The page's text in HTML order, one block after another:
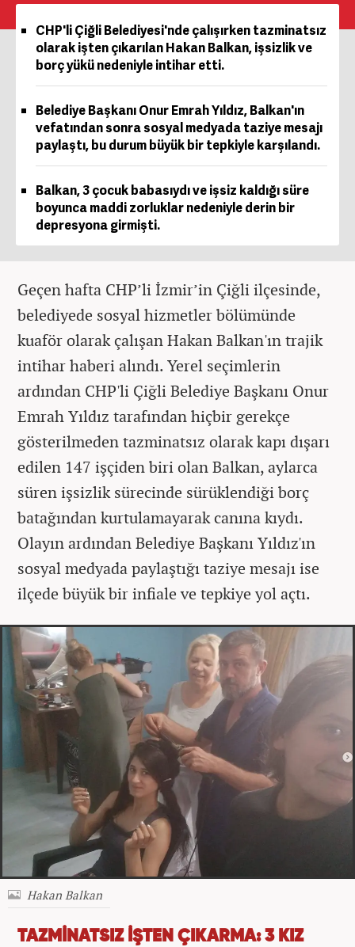
CHP'li Çiğli Belediyesi'nde çalışırken tazminatsız
olarak işten çıkarılan Hakan Balkan, işsizlik ve
borç yükü nedeniyle intihar etti.
Belediye Başkanı Onur Emrah Yıldız, Balkan'ın
vefatından sonra sosyal medyada taziye mesajı
paylaştı, bu durum büyük bir tepkiyle karşılandı.
Balkan, 3 çocuk babasıydı ve işsiz kaldığı süre
boyunca maddi zorluklar nedeniyle derin bir
depresyona girmişti.
Geçen hafta CHP’li İzmir’in Çiğli ilçesinde,
belediyede sosyal hizmetler bölümünde
kuaför olarak çalışan Hakan Balkan'ın trajik
intihar haberi alındı. Yerel seçimlerin
ardından CHP'li Çiğli Belediye Başkanı Onur
Emrah Yıldız tarafından hiçbir gerekçe
gösterilmeden tazminatsız olarak kapı dışarı
edilen 147 işçiden biri olan Balkan, aylarca
süren işsizlik sürecinde sürüklendiği borç
batağından kurtulamayarak canına kıydı.
Olayın ardından Belediye Başkanı Yıldız'ın
sosyal medyada paylaştığı taziye mesajı ise
ilçede büyük bir infiale ve tepkiye yol açtı.
Hakan Balkan
TAZMİNATSIZ İŞTEN ÇIKARMA: 3 KIZ